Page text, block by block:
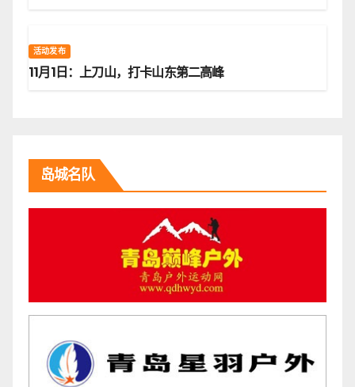
活动发布
11月1日：上刀山，打卡山东第二高峰
岛城名队